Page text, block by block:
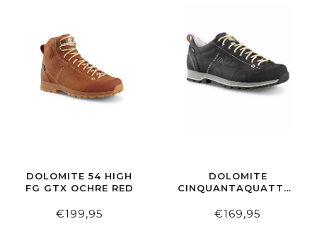
DOLOMITE 54 HIGH
FG GTX OCHRE RED
€199,95
DOLOMITE
CINQUANTAQUATTRO
€169,95